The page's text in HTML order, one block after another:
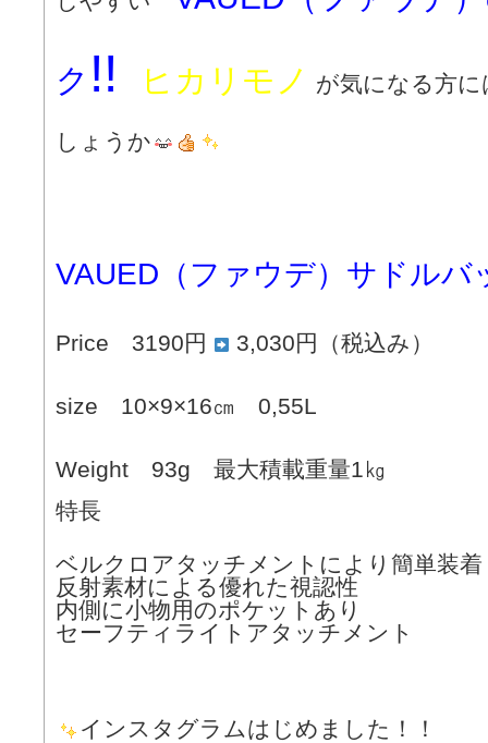
ク !! ヒカリモノ が気になる方
しょうか
VAUED（ファウデ）サドルバ
Price 3190円 3,030円（税込み）
size 10×9×16㎝ 0,55L
Weight 93g 最大積載重量1㎏
特長
ベルクロアタッチメントにより簡単装着
反射素材による優れた視認性
内側に小物用のポケットあり
セーフティライトアタッチメント
インスタグラムはじめました！！